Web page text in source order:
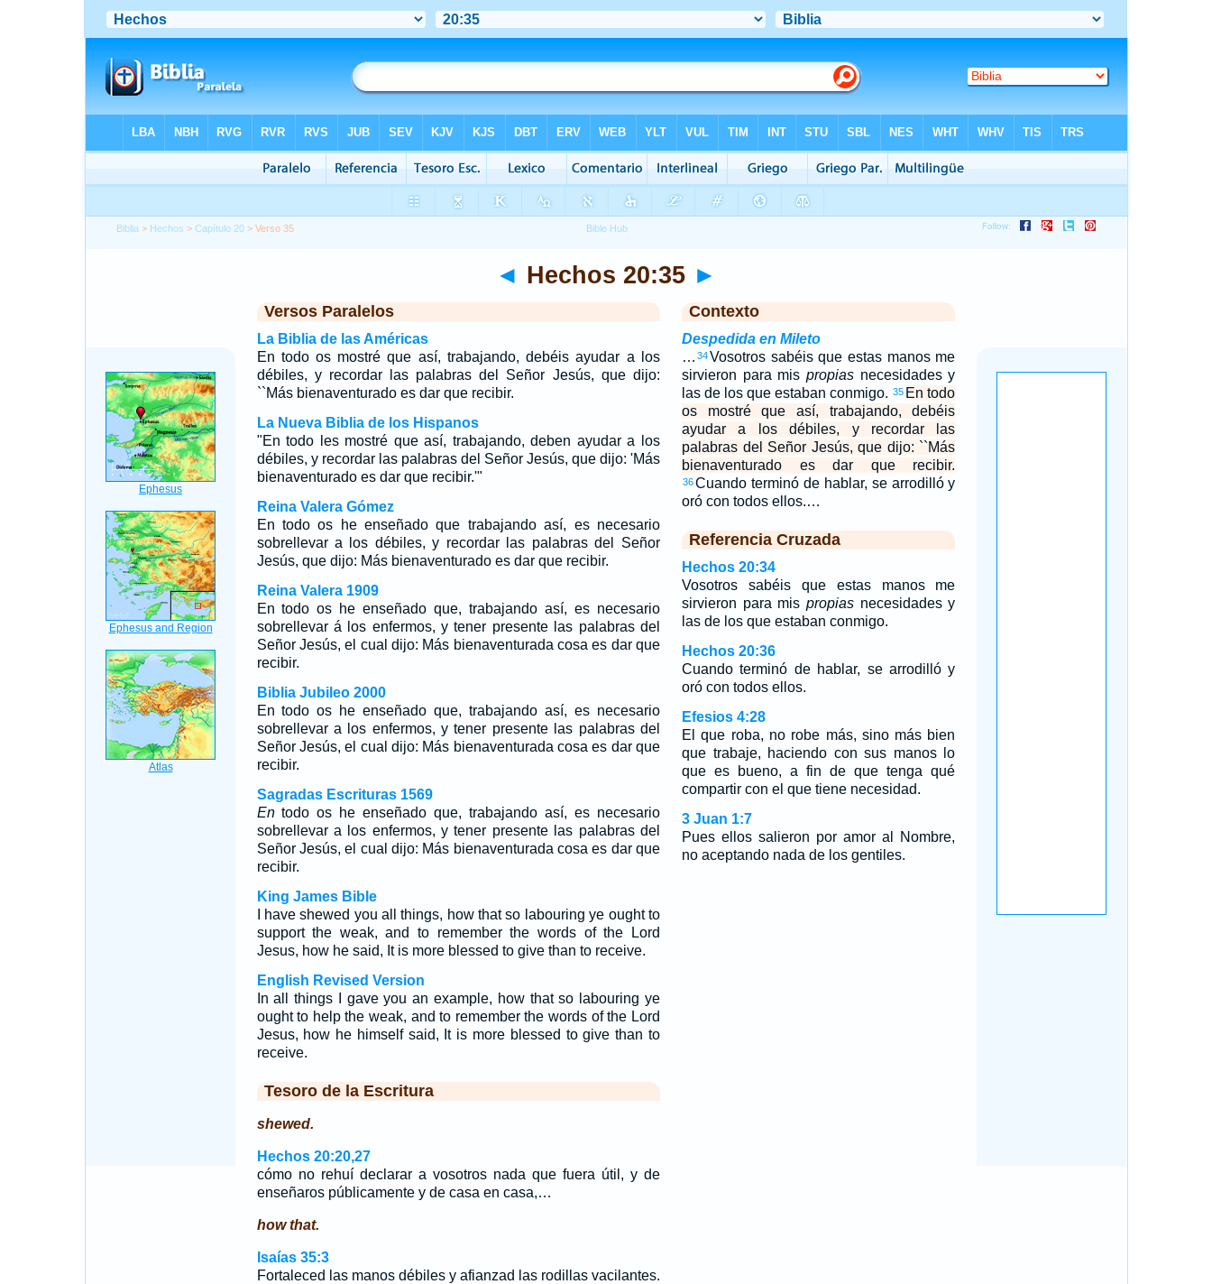
Biblia > Hechos >Capítulo 20 > Verso 35
◄ Hechos 20:35 ►
Versos Paralelos
La Biblia de las Américas
En todo os mostré que así, trabajando, debéis ayudar a los
débiles, y recordar las palabras del Señor Jesús, que dijo:
``Más bienaventurado es dar que recibir.
La Nueva Biblia de los Hispanos
"En todo les mostré que así, trabajando, deben ayudar a los
débiles, y recordar las palabras del Señor Jesús, que dijo: 'Más
bienaventurado es dar que recibir.'"
Reina Valera Gómez
En todo os he enseñado que trabajando así, es necesario
sobrellevar a los débiles, y recordar las palabras del Señor
Jesús, que dijo: Más bienaventurado es dar que recibir.
Reina Valera 1909
En todo os he enseñado que, trabajando así, es necesario
sobrellevar á los enfermos, y tener presente las palabras del
Señor Jesús, el cual dijo: Más bienaventurada cosa es dar que
recibir.
Biblia Jubileo 2000
En todo os he enseñado que, trabajando así, es necesario
sobrellevar a los enfermos, y tener presente las palabras del
Señor Jesús, el cual dijo: Más bienaventurada cosa es dar que
recibir.
Sagradas Escrituras 1569
Entodo os he enseñado que, trabajando así, es necesario
sobrellevar a los enfermos, y tener presente las palabras del
Señor Jesús, el cual dijo: Más bienaventurada cosa es dar que
recibir.
King James Bible
I have shewed you all things, how that so labouring ye ought to
support the weak, and to remember the words of the Lord
Jesus, how he said, It is more blessed to give than to receive.
English Revised Version
In all things I gave you an example, how that so labouring ye
ought to help the weak, and to remember the words of the Lord
Jesus, how he himself said, It is more blessed to give than to
receive.
Tesoro de la Escritura
shewed.
Hechos 20:20,27
cómo no rehuí declarar a vosotros nada que fuera útil, y de
enseñaros públicamente y de casa en casa,…
how that.
Isaías 35:3
Fortaleced las manos débiles y afianzad las rodillas vacilantes.
Contexto
Despedida en Mileto
… 34Vosotros sabéis que estas manos me
sirvieron para mispropias necesidades y
las de los que estaban conmigo. 35 En todo
os mostré que así, trabajando, debéis
ayudar a los débiles, y recordar las
palabras del Señor Jesús, que dijo: ``Más
bienaventurado es dar que recibir.
36Cuando terminó de hablar, se arrodilló y
oró con todos ellos.…
Referencia Cruzada
Hechos 20:34
Vosotros sabéis que estas manos me
sirvieron para mispropias necesidades y
las de los que estaban conmigo.
Hechos 20:36
Cuando terminó de hablar, se arrodilló y
oró con todos ellos.
Efesios 4:28
El que roba, no robe más, sino más bien
que trabaje, haciendo con sus manos lo
que es bueno, a fin de que tenga qué
compartir con el que tiene necesidad.
3 Juan 1:7
Pues ellos salieron por amor al Nombre,
no aceptando nada de los gentiles.